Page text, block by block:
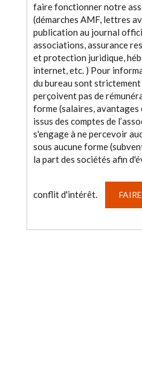
faire fonctionner notre
(démarches AMF, lettres
publication au journal
associations, assurance
et protection juridique,
internet, etc. ) Pour
du bureau sont
perçoivent pas de
forme (salaires, avantages
issus des comptes de
s'engage à ne percevoir
sous aucune forme
la part des sociétés afin
conflit d'intérêt.